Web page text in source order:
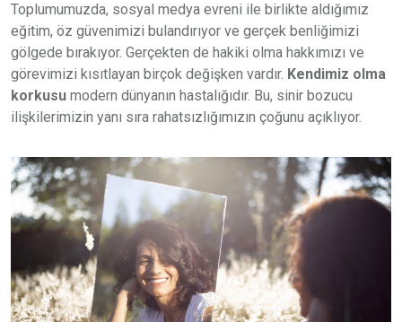
Toplumumuzda, sosyal medya evreni ile birlikte aldığımız
eğitim, öz güvenimizi bulandırıyor ve gerçek benliğimizi
gölgede bırakıyor. Gerçekten de hakiki olma hakkımızı ve
görevimizi kısıtlayan birçok değişken vardır. Kendimiz olma
korkusu modern dünyanın hastalığıdır. Bu, sinir bozucu
ilişkilerimizin yanı sıra rahatsızlığımızın çoğunu açıklıyor.